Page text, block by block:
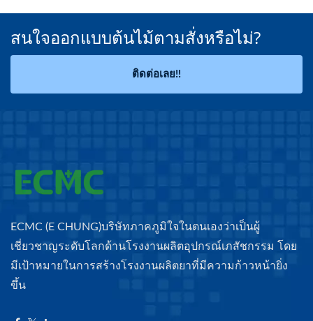
สนใจออกแบบต้นไม้ตามสั่งหรือไม่?
ติดต่อเลย!!
ECMC (E CHUNG)บริษัทภาคภูมิใจในตนเองว่าเป็นผู้
เชี่ยวชาญระดับโลกด้านโรงงานผลิตอุปกรณ์เภสัชกรรม โดย
มีเป้าหมายในการสร้างโรงงานผลิตยาที่มีความก้าวหน้ายิ่ง
ขึ้น